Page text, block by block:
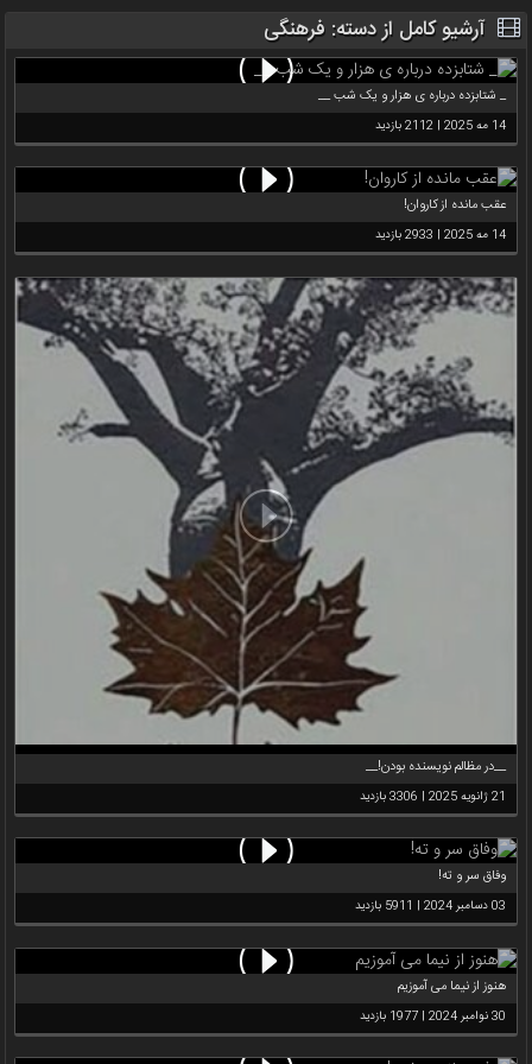
آرشیو کامل از دسته: فرهنگی
_ شتابزده درباره ی هزار و یک شب __
14 مه 2025 | 2112 بازدید
عقب مانده از کاروان!
14 مه 2025 | 2933 بازدید
__در مظالم نویسنده بودن!__
21 ژانویه 2025 | 3306 بازدید
وفاق سر و ته!
03 دسامبر 2024 | 5911 بازدید
هنوز از نیما می آموزیم
30 نوامبر 2024 | 1977 بازدید